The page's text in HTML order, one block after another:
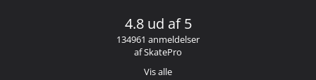
4.8 ud af 5
134961 anmeldelser
af SkatePro
Vis alle